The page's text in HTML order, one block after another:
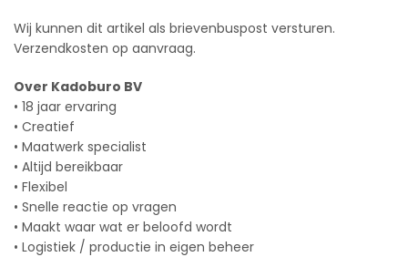
Wij kunnen dit artikel als brievenbuspost versturen.
Verzendkosten op aanvraag.
Over Kadoburo BV
• 18 jaar ervaring
• Creatief
• Maatwerk specialist
• Altijd bereikbaar
• Flexibel
• Snelle reactie op vragen
• Maakt waar wat er beloofd wordt
• Logistiek / productie in eigen beheer